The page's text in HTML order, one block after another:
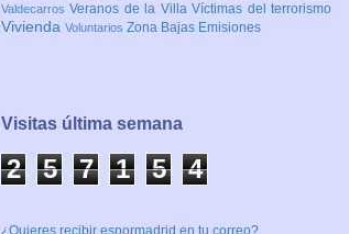
ValdecarrosVeranos de la VillaVíctimas del terrorismo
Vivienda Voluntarios Zona Bajas Emisiones
Visitas última semana
2 5 7 1 5 4
¿Quieres recibir espormadrid en tu correo?